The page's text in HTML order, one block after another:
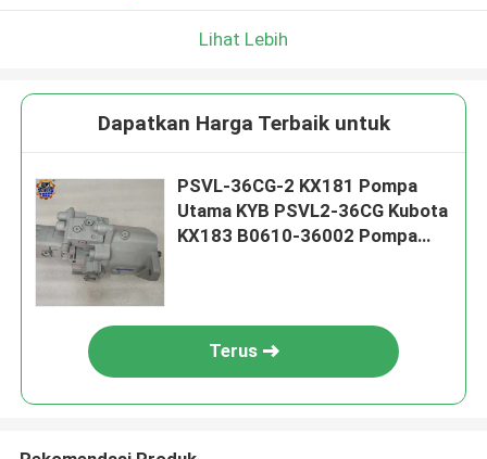
Lihat Lebih
Dapatkan Harga Terbaik untuk
PSVL-36CG-2 KX181 Pompa
Utama KYB PSVL2-36CG Kubota
KX183 B0610-36002 Pompa
Terus